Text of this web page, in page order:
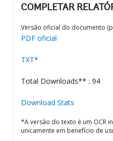
COMPLETAR
Versão oficial do documento
PDF oficial
TXT*
Total Downloads** : 94
Download Stats
*A versão do texto é um OCR
unicamente em benefício de